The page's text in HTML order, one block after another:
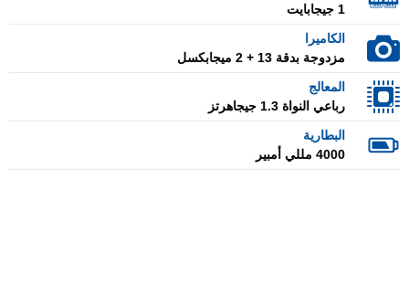
1 جيجابايت
الكاميرا
مزدوجة بدقة 13 + 2 ميجابكسل
المعالج
رباعي النواة 1.3 جيجاهرتز
البطارية
4000 مللي أمبير